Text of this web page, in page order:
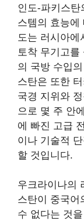
인도-파키스
스템의 효능에
도는 러시아
토착 무기고
의 국방 수입
스탄은 또한
국경 지위와
으로 몇 주 안
에 빠진 고급
이나 기술적
할 것입니다.
우크라이나의
스탄이 중국어
수 없다는 것